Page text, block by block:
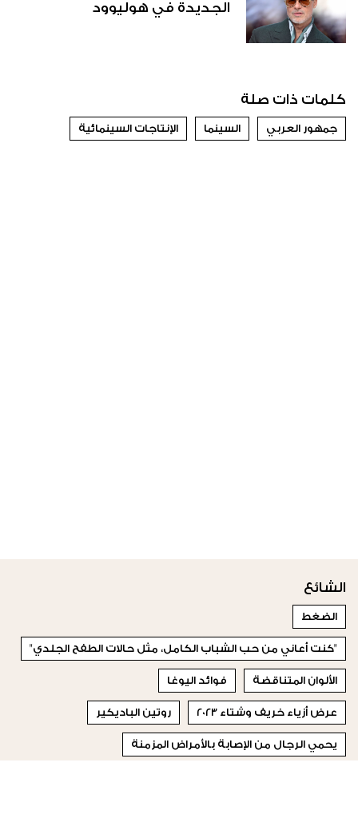
الجديدة في هوليوود
كلمات ذات صلة
جمهور العربي السينما الإنتاجات السينمائية
الشائع
الضغط
"كنت أعاني من حب الشباب الكامل، مثل حالات الطفح الجلدي"
الألوان المتناقضة فوائد اليوغا
عرض أزياء خريف وشتاء 2023 روتين الباديكير
يحمي الرجال من الإصابة بالأمراض المزمنة